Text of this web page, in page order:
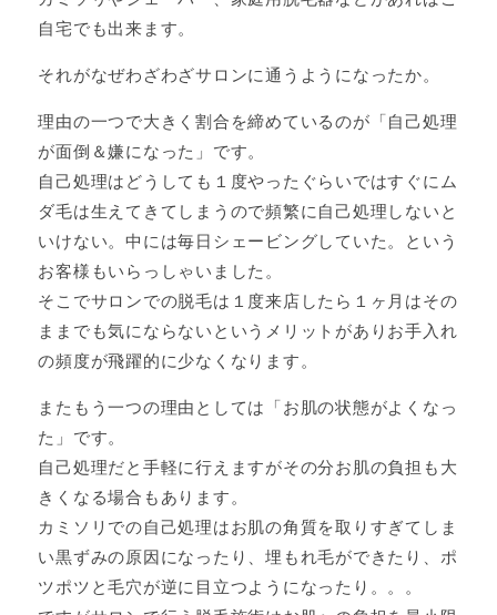
自宅でも出来ます。
それがなぜわざわざサロンに通うようになったか。
理由の一つで大きく割合を締めているのが「自己処理
が面倒＆嫌になった」です。
自己処理はどうしても１度やったぐらいではすぐにム
ダ毛は生えてきてしまうので頻繁に自己処理しないと
いけない。中には毎日シェービングしていた。という
お客様もいらっしゃいました。
そこでサロンでの脱毛は１度来店したら１ヶ月はその
ままでも気にならないというメリットがありお手入れ
の頻度が飛躍的に少なくなります。
またもう一つの理由としては「お肌の状態がよくなっ
た」です。
自己処理だと手軽に行えますがその分お肌の負担も大
きくなる場合もあります。
カミソリでの自己処理はお肌の角質を取りすぎてしま
い黒ずみの原因になったり、埋もれ毛ができたり、ポ
ツポツと毛穴が逆に目立つようになったり。。。